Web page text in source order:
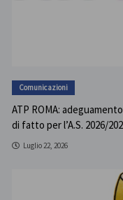
Comunicazioni
ATP ROMA:
di fatto per l’A.S. 2026/
Luglio 22, 2026